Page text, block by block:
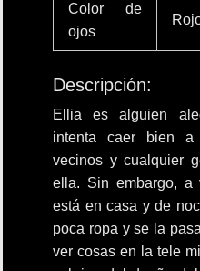
Color de
ojos
Descripción:
Ellia es alguien
intenta caer bien a
vecinos y cualquier
ella. Sin embargo, a
está en casa y de
poca ropa y se la
ver cosas en la tele